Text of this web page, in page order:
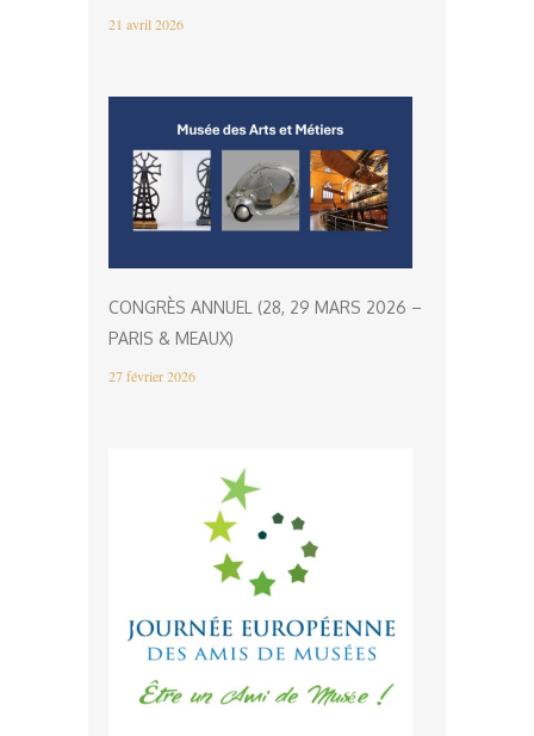
21 avril 2026
CONGRÈS ANNUEL (28, 29 MARS 2026 –
PARIS & MEAUX)
27 février 2026